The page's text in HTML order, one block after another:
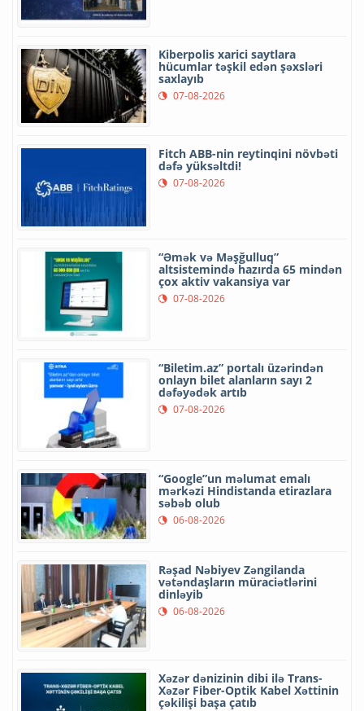
Kiberpolis xarici saytlara
hücumlar təşkil edən şəxsləri
saxlayıb
07-08-2026
Fitch ABB-nin reytinqini növbəti
dəfə yüksəltdi!
07-08-2026
“Əmək və Məşğulluq”
altsistemində hazırda 65 mindən
çox aktiv vakansiya var
07-08-2026
“Biletim.az” portalı üzərindən
onlayn bilet alanların sayı 2
dəfəyədək artıb
07-08-2026
“Google”un məlumat emalı
mərkəzi Hindistanda etirazlara
səbəb olub
06-08-2026
Rəşad Nəbiyev Zəngilanda
vətəndaşların müraciətlərini
dinləyib
06-08-2026
Xəzər dənizinin dibi ilə Trans-
Xəzər Fiber-Optik Kabel Xəttinin
çəkilişi başa çatıb